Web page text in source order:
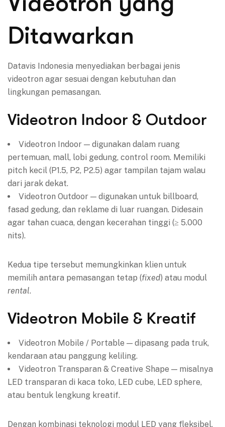
Ditawarkan
Datavis Indonesia menyediakan berbagai jenis
videotron agar sesuai dengan kebutuhan dan
lingkungan pemasangan.
Videotron Indoor & Outdoor
Videotron Indoor — digunakan dalam ruang
pertemuan, mall, lobi gedung, control room. Memiliki
pitch kecil (P1.5, P2, P2.5) agar tampilan tajam walau
dari jarak dekat.
Videotron Outdoor — digunakan untuk billboard,
fasad gedung, dan reklame di luar ruangan. Didesain
agar tahan cuaca, dengan kecerahan tinggi (≥ 5.000
nits).
Kedua tipe tersebut memungkinkan klien untuk
memilih antara pemasangan tetap (fixed) atau modul
rental.
Videotron Mobile & Kreatif
Videotron Mobile / Portable — dipasang pada truk,
kendaraan atau panggung keliling.
Videotron Transparan & Creative Shape — misalnya
LED transparan di kaca toko, LED cube, LED sphere,
atau bentuk lengkung kreatif.
Dengan kombinasi teknologi modul LED yang fleksibel,